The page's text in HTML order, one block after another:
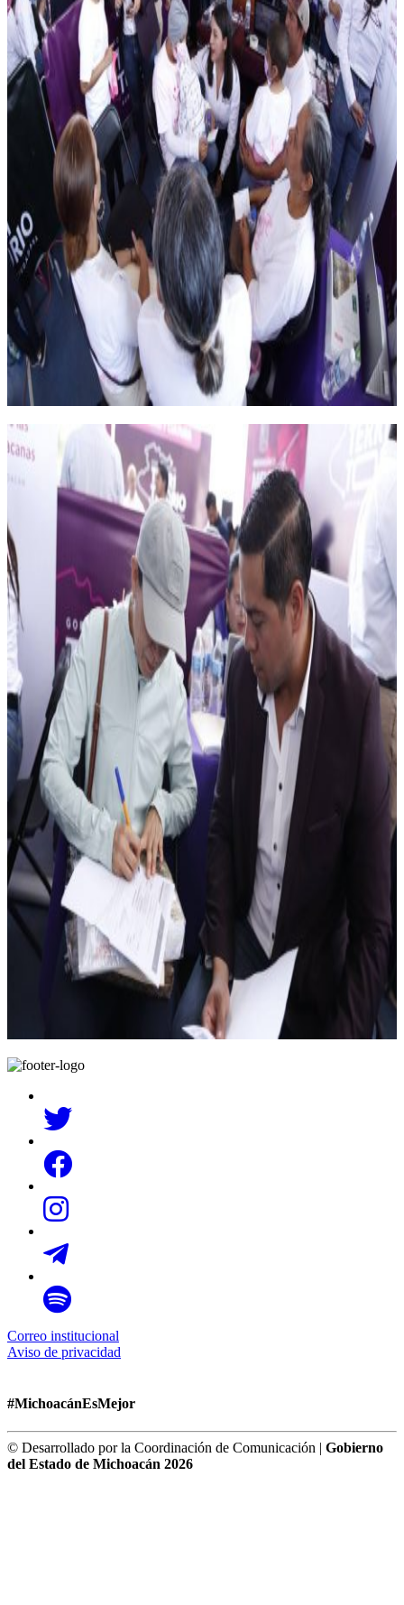
Correo institucional
Aviso de privacidad
#MichoacánEsMejor
© Desarrollado por la Coordinación de Comunicación | Gobierno
del Estado de Michoacán 2026